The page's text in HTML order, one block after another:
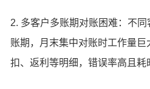
2. 多客户多账期对账困难：不
账期，月末集中对账时工作量
扣、返利等明细，错误率高且耗